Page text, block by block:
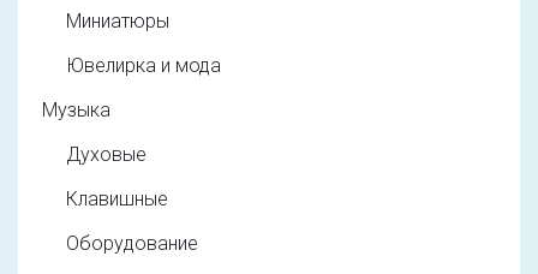
Миниатюры
Ювелирка и мода
Музыка
Духовые
Клавишные
Оборудование